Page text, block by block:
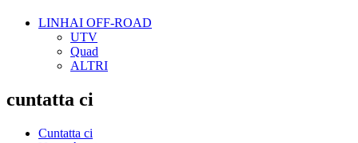
LINHAI OFF-ROAD
UTV
Quad
ALTRI
cuntatta ci
Cuntatta ci